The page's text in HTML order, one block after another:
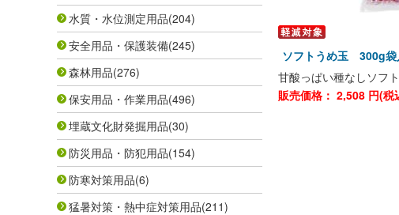
水質・水位測定用品(204)
安全用品・保護装備(245)
森林用品(276)
保安用品・作業用品(496)
埋蔵文化財発掘用品(30)
防災用品・防犯用品(154)
防寒対策用品(6)
猛暑対策・熱中症対策用品(211)
ソフトうめ玉 300g袋
甘酸っぱい種なしソフ
販売価格： 2,508 円(